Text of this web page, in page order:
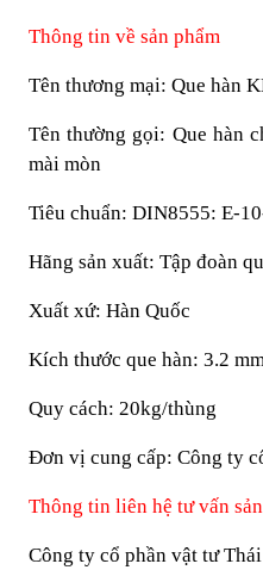
Thông tin về sản phẩm
Tên thương mại: Que hàn
Tên thường gọi: Que hàn
mài mòn
Tiêu chuẩn: DIN8555: E-
Hãng sản xuất: Tập đoàn
Xuất xứ: Hàn Quốc
Kích thước que hàn: 3.2
Quy cách: 20kg/thùng
Đơn vị cung cấp: Công ty
Thông tin liên hệ tư vấn
Công ty cổ phần vật tư